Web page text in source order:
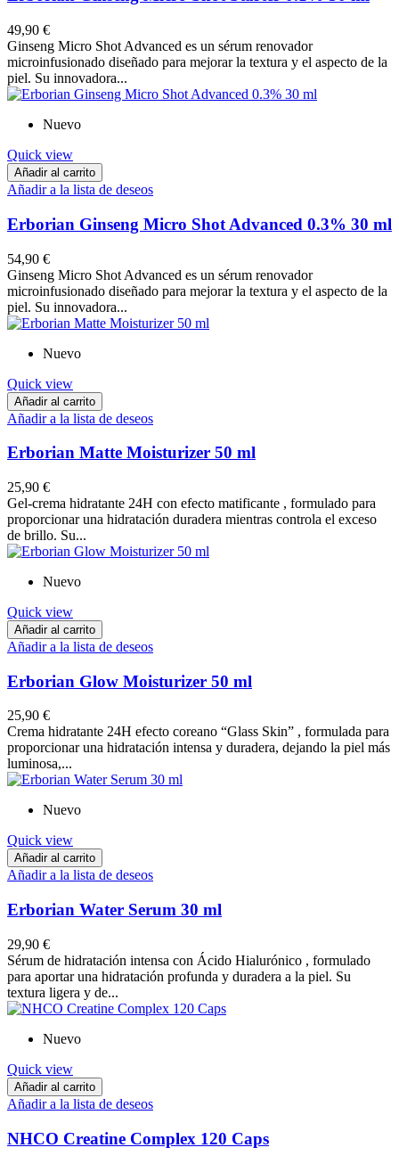
49,90 €
Ginseng Micro Shot Advanced es un sérum renovador
microinfusionado diseñado para mejorar la textura y el aspecto de la
piel. Su innovadora...
Nuevo
Quick view
Añadir al carrito
Añadir a la lista de deseos
Erborian Ginseng Micro Shot Advanced 0.3% 30 ml
54,90 €
Ginseng Micro Shot Advanced es un sérum renovador
microinfusionado diseñado para mejorar la textura y el aspecto de la
piel. Su innovadora...
Nuevo
Quick view
Añadir al carrito
Añadir a la lista de deseos
Erborian Matte Moisturizer 50 ml
25,90 €
Gel-crema hidratante 24H con efecto matificante , formulado para
proporcionar una hidratación duradera mientras controla el exceso
de brillo. Su...
Nuevo
Quick view
Añadir al carrito
Añadir a la lista de deseos
Erborian Glow Moisturizer 50 ml
25,90 €
Crema hidratante 24H efecto coreano “Glass Skin” , formulada para
proporcionar una hidratación intensa y duradera, dejando la piel más
luminosa,...
Nuevo
Quick view
Añadir al carrito
Añadir a la lista de deseos
Erborian Water Serum 30 ml
29,90 €
Sérum de hidratación intensa con Ácido Hialurónico , formulado
para aportar una hidratación profunda y duradera a la piel. Su
textura ligera y de...
Nuevo
Quick view
Añadir al carrito
Añadir a la lista de deseos
NHCO Creatine Complex 120 Caps